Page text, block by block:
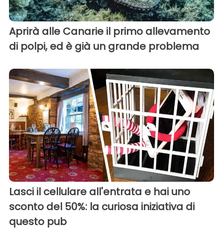
Aprirà alle Canarie il primo allevamento
di polpi, ed è già un grande problema
Lasci il cellulare all'entrata e hai uno
sconto del 50%: la curiosa iniziativa di
questo pub